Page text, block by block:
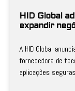
HID Global
expandir
A HID Global
fornecedora de
aplicações